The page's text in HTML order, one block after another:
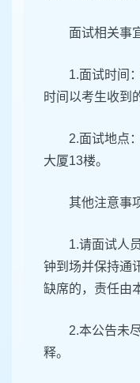
面试相关事
1.面试时间
时间以考生收到
2.面试地点
大厦13楼。
其他注意事
1.请面试人
钟到场并保持通
缺席的，责任由
2.本公告未
释。